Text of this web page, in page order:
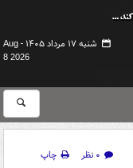
شنبه ۱۷ مرداد ۱۴۰۵ -
Aug
8 2026
۰ نظر
چاپ